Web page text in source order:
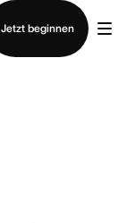
Jetzt beginnen